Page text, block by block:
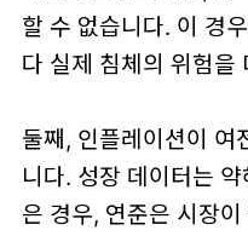
할 수 없습니다. 이 경
다 실제 침체의 위험을
둘째, 인플레이션이 여
니다. 성장 데이터는
은 경우, 연준은 시장